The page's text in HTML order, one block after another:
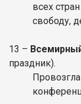
всех
свободу,
13 –
праздник).